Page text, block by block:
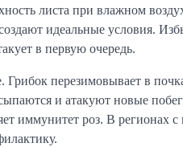
листа при влажном
идеальные условия.
в первую очередь.
перезимовывает в
и атакуют новые
иммунитет роз. В регионах